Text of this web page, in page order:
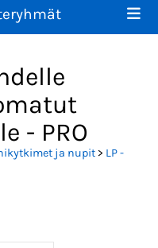
- PRO
ja nupit> LP -